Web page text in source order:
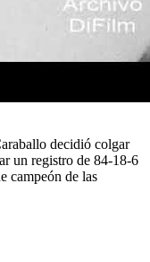
decidió colgar
un registro de 84-18-6
campeón de las